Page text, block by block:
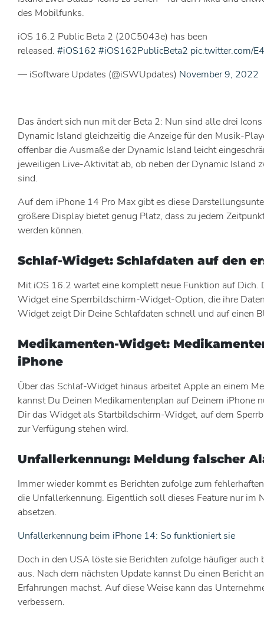
des Mobilfunks.
iOS 16.2 Public Beta 2 (20C5043e) has been
released. #iOS162 #iOS162PublicBeta2 pic.twitter.com/
— iSoftware Updates (@iSWUpdates) November 9, 2022
Das ändert sich nun mit der Beta 2: Nun sind alle drei
Dynamic Island gleichzeitig die Anzeige für den Musik-
offenbar die Ausmaße der Dynamic Island leicht
jeweiligen Live-Aktivität ab, ob neben der Dynamic Island
sind.
Auf dem iPhone 14 Pro Max gibt es diese
größere Display bietet genug Platz, dass zu jedem
werden können.
Schlaf-Widget: Schlafdaten auf den
Mit iOS 16.2 wartet eine komplett neue Funktion auf
Widget eine Sperrbildschirm-Widget-Option, die ihre
Widget zeigt Dir Deine Schlafdaten schnell und auf einen
Medikamenten-Widget:
iPhone
Über das Schlaf-Widget hinaus arbeitet Apple an einem
kannst Du Deinen Medikamentenplan auf Deinem iPhone
Dir das Widget als Startbildschirm-Widget, auf dem
zur Verfügung stehen wird.
Unfallerkennung: Meldung falscher
Immer wieder kommt es Berichten zufolge zum
die Unfallerkennung. Eigentlich soll dieses Feature nur im
absetzen.
Unfallerkennung beim iPhone 14: So funktioniert sie
Doch in den USA löste sie Berichten zufolge häufiger
aus. Nach dem nächsten Update kannst Du einen Bericht
Erfahrungen machst. Auf diese Weise kann das
verbessern.